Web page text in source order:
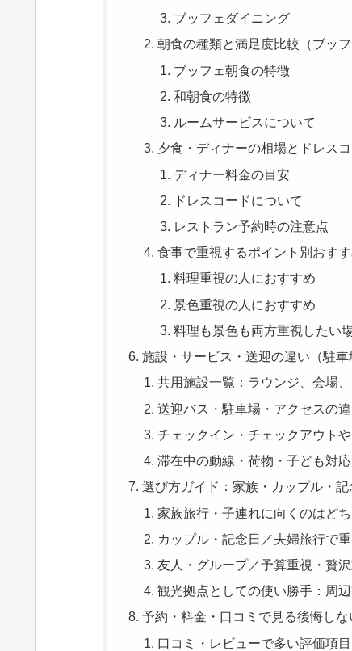
ブッフェダイニング
朝食の種類と満足度比較（ブッ
ブッフェ朝食の特徴
和朝食の特徴
ルームサービスについて
夕食・ディナーの相場とドレス
ディナー料金の目安
ドレスコードについて
レストラン予約時の注意点
食事で重視するポイント別おす
料理重視の人におすすめ
景色重視の人におすすめ
料理も景色も両方重視したい
施設・サービス・送迎の違い（駐車
共用施設一覧：ラウンジ、会場
送迎バス・駐車場・アクセスの
チェックイン・チェックアウト
滞在中の動線・荷物・子ども対
選び方ガイド：家族・カップル・
家族旅行・子連れに向くのはど
カップル・記念日／夫婦旅行で
友人・グループ／予算重視・贅
観光拠点としての使い勝手：周
予約・料金・口コミで見る後悔しな
口コミ・レビューで多い評価項